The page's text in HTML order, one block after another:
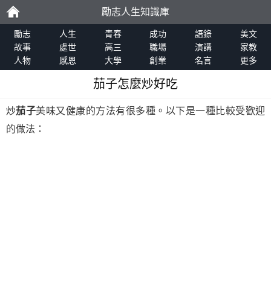
勵
志
勵志人生知識庫
勵志 人生 青春 成功 語錄
美文
故事
處世 高三 職場 演講
家教
人物
感恩 大學 創業 名言 更多
茄子怎麼炒好吃
炒茄子美味又健康的方法有很多種。以下是一種比較受歡迎
的做法：